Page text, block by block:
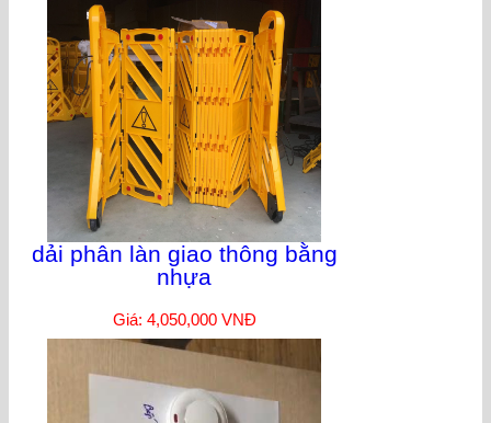
dải phân làn giao thông bằng
nhựa
Giá: 4,050,000 VNĐ